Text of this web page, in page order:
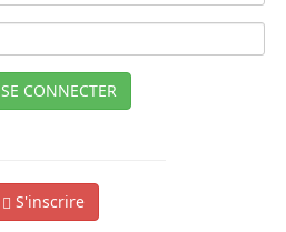
SE CONNECTER
S'inscrire